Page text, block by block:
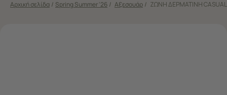
Αρχική σελίδα / Spring Summer '26 / Αξεσουάρ / ΖΩΝΗ ΔΕΡΜΑΤΙΝΗ CASUAL